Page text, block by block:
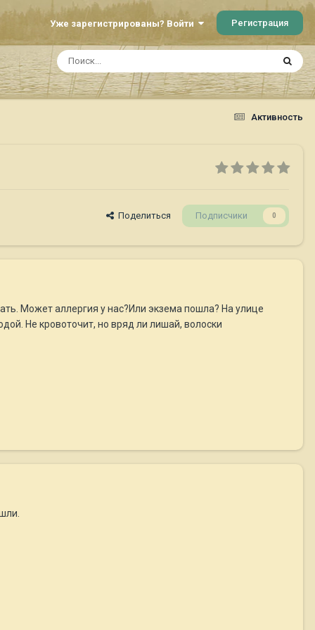
Уже зарегистрированы? Войти Регистрация
Активность
Поделиться Подписчики 0
Может аллергия у нас?Или экзема пошла? На улице
Не кровоточит, но вряд ли лишай, волоски